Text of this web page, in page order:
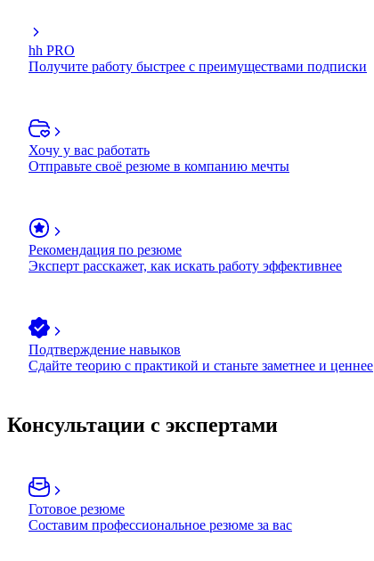
hh PRO
Получите работу быстрее с преимуществами подписки
Хочу у вас работать
Отправьте своё резюме в компанию мечты
Рекомендация по резюме
Эксперт расскажет, как искать работу эффективнее
Подтверждение навыков
Сдайте теорию с практикой и станьте заметнее и ценнее
Консультации с экспертами
Готовое резюме
Составим профессиональное резюме за вас